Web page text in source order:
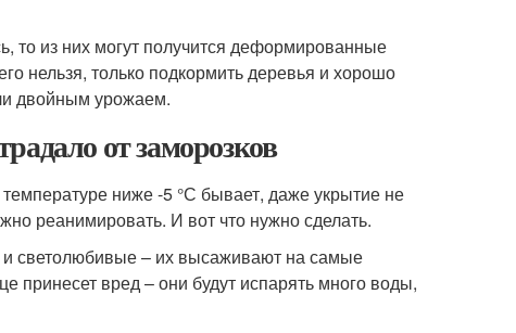
то из них могут получится деформированные
нельзя, только подкормить деревья и хорошо
двойным урожаем.
от заморозков
ниже -5 °С бывает, даже укрытие не
реанимировать. И вот что нужно сделать.
светолюбивые – их высаживают на самые
принесет вред – они будут испарять много воды,